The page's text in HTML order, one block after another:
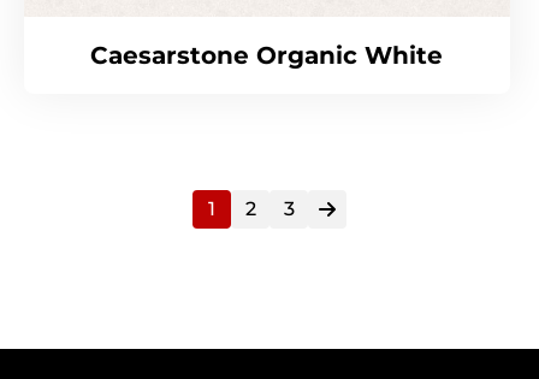
Caesarstone Organic White
1 2 3